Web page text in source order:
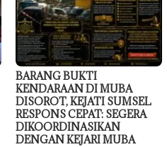
BARANG BUKTI
KENDARAAN DI MUBA
DISOROT, KEJATI SUMSEL
RESPONS CEPAT: SEGERA
DIKOORDINASIKAN
DENGAN KEJARI MUBA